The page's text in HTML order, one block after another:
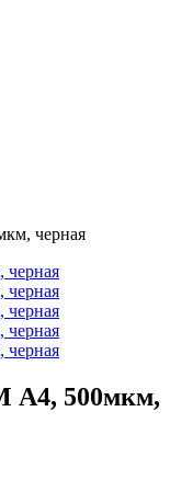
черная
А4, 500мкм,